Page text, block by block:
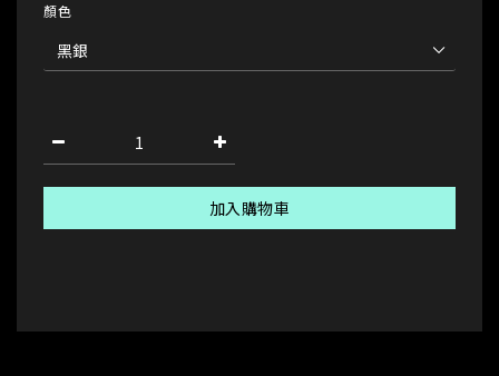
顏色
加入購物車